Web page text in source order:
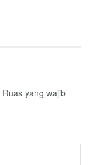
Ruas yang wajib